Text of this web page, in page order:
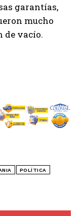
garantías,
mucho
de vacío.
POLÍTICA